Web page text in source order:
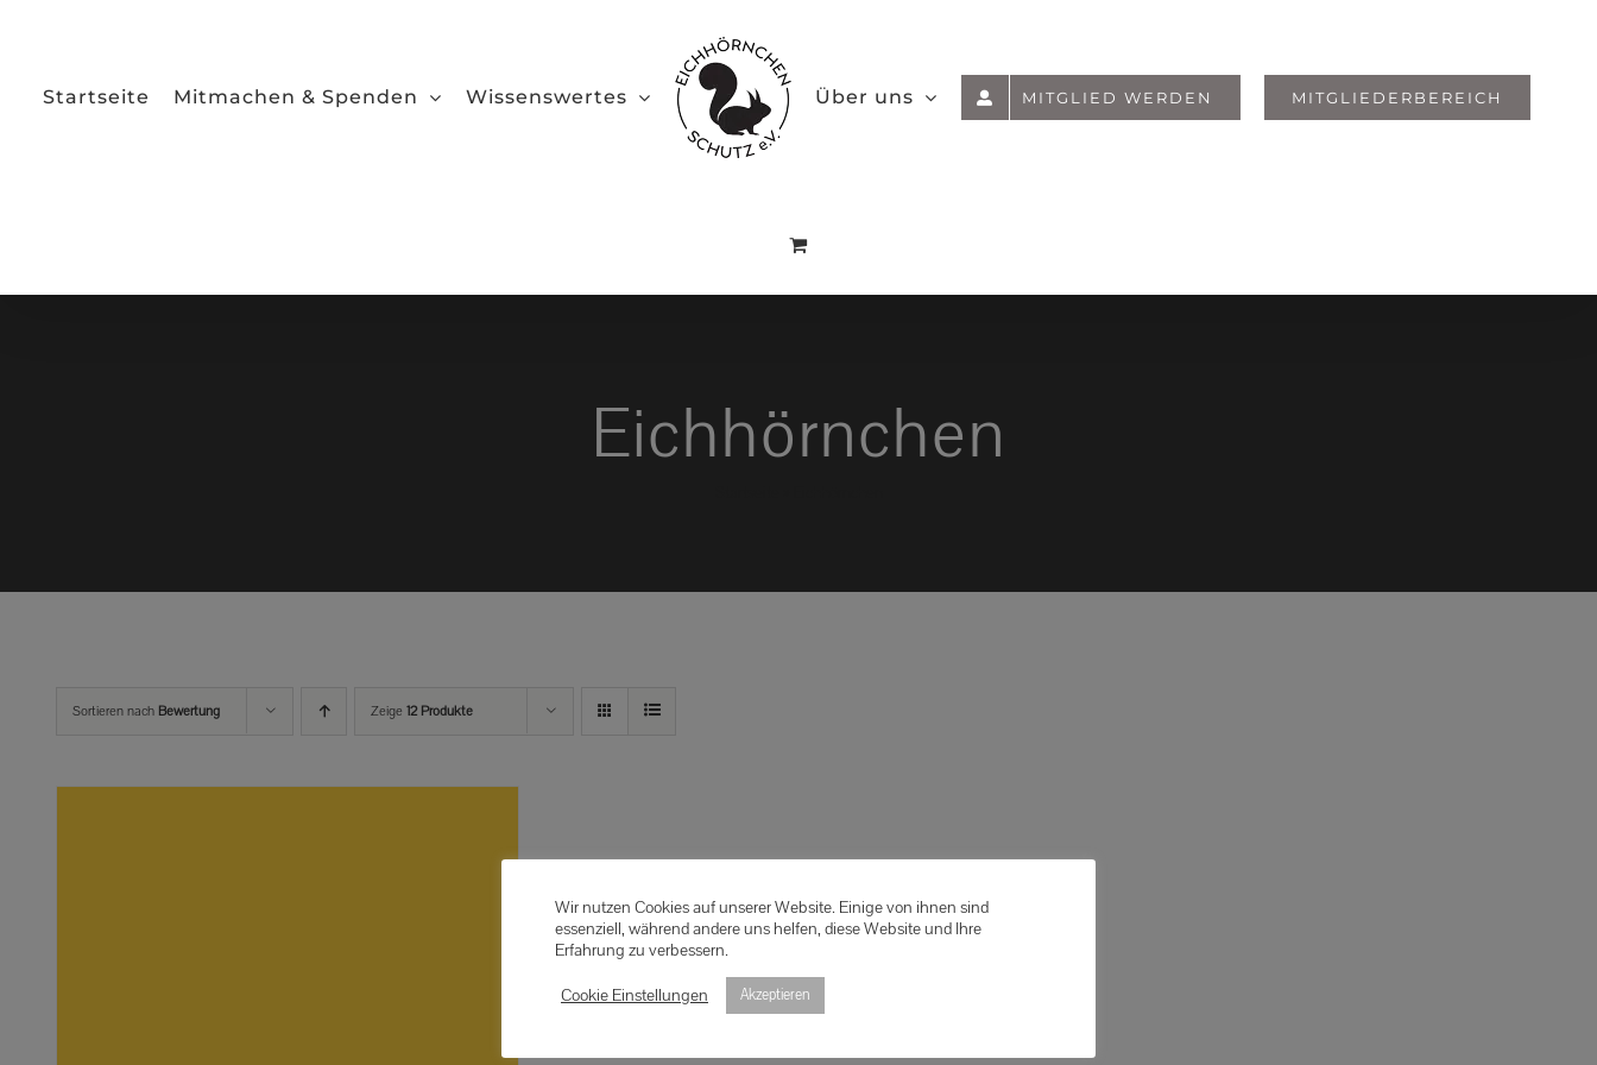
Startseite Mitmachen & Spenden Wissenswertes Über uns MITGLIED WERDEN MITGLIEDERBEREICH
Eichhörnchen
Sortieren nach Bewertung Zeige 12 Produkte
Wir nutzen Cookies auf unserer Website. Einige von ihnen sind
essenziell, während andere uns helfen, diese Website und Ihre
Erfahrung zu verbessern.
Cookie Einstellungen
Akzeptieren